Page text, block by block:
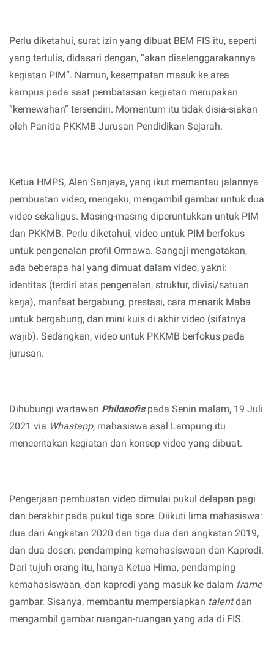
Perlu diketahui, surat izin yang dibuat BEM FIS itu, seperti
yang tertulis, didasari dengan, “akan diselenggarakannya
kegiatan PIM”. Namun, kesempatan masuk ke area
kampus pada saat pembatasan kegiatan merupakan
“kemewahan” tersendiri. Momentum itu tidak disia-siakan
oleh Panitia PKKMB Jurusan Pendidikan Sejarah.
Ketua HMPS, Alen Sanjaya, yang ikut memantau jalannya
pembuatan video, mengaku, mengambil gambar untuk dua
video sekaligus. Masing-masing diperuntukkan untuk PIM
dan PKKMB. Perlu diketahui, video untuk PIM berfokus
untuk pengenalan profil Ormawa. Sangaji mengatakan,
ada beberapa hal yang dimuat dalam video, yakni:
identitas (terdiri atas pengenalan, struktur, divisi/satuan
kerja), manfaat bergabung, prestasi, cara menarik Maba
untuk bergabung, dan mini kuis di akhir video (sifatnya
wajib). Sedangkan, video untuk PKKMB berfokus pada
jurusan.
Dihubungi wartawan Philosofispada Senin malam, 19 Juli
2021 via Whastapp, mahasiswa asal Lampung itu
menceritakan kegiatan dan konsep video yang dibuat.
Pengerjaan pembuatan video dimulai pukul delapan pagi
dan berakhir pada pukul tiga sore. Diikuti lima mahasiswa:
dua dari Angkatan 2020 dan tiga dua dari angkatan 2019,
dan dua dosen: pendamping kemahasiswaan dan Kaprodi.
Dari tujuh orang itu, hanya Ketua Hima, pendamping
kemahasiswaan, dan kaprodi yang masuk ke dalam frame
gambar. Sisanya, membantu mempersiapkan talentdan
mengambil gambar ruangan-ruangan yang ada di FIS.